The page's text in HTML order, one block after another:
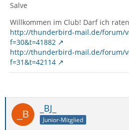
Salve
Willkommen im Club! Darf ich
http://thunderbird-mail.de/forum/
f=30&t=41882
http://thunderbird-mail.de/forum/
f=31&t=42114
_BJ_
Junior-Mitglied